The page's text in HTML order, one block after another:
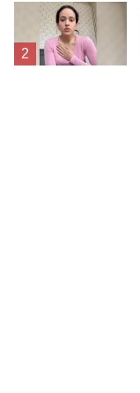
2